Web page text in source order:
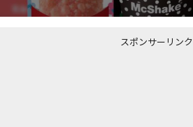
スポンサーリンク